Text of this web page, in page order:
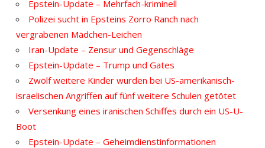
Epstein-Update – Mehrfach-kriminell
Polizei sucht in Epsteins Zorro Ranch nach
vergrabenen Mädchen-Leichen
Iran-Update – Zensur und Gegenschläge
Epstein-Update – Trump und Gates
Zwölf weitere Kinder wurden bei US-amerikanisch-
israelischen Angriffen auf fünf weitere Schulen getötet
Versenkung eines iranischen Schiffes durch ein US-U-
Boot
Epstein-Update – Geheimdienstinformationen